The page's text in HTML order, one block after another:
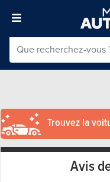
Trouvez la
Avis